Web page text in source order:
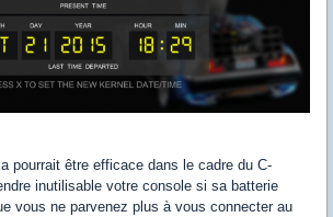
pourrait être efficace dans le cadre du C-
inutilisable votre console si sa batterie
vous ne parvenez plus à vous connecter au